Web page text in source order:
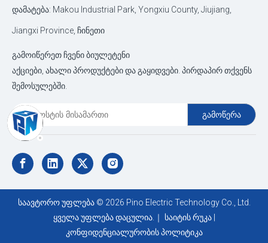
დამატება: Makou Industrial Park, Yongxiu County, Jiujiang,
Jiangxi Province, ჩინეთი
გამოიწერეთ ჩვენი ბიულეტენი
აქციები, ახალი პროდუქტები და გაყიდვები. პირდაპირ თქვენს
შემოსულებში.
გამოწერა
საავტორო უფლება © 2026 Pino Electric Technology Co., Ltd.
ყველა უფლება დაცულია.｜ საიტის რუკა|
კონფიდენციალურობის პოლიტიკა